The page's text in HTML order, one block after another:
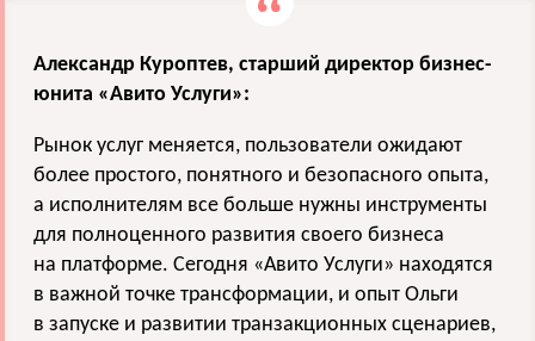
Александр Куроптев, старший директор бизнес-
юнита «Авито Услуги»:
Рынок услуг меняется, пользователи ожидают
более простого, понятного и безопасного опыта,
а исполнителям все больше нужны инструменты
для полноценного развития своего бизнеса
на платформе. Сегодня «Авито Услуги» находятся
в важной точке трансформации, и опыт Ольги
в запуске и развитии транзакционных сценариев,